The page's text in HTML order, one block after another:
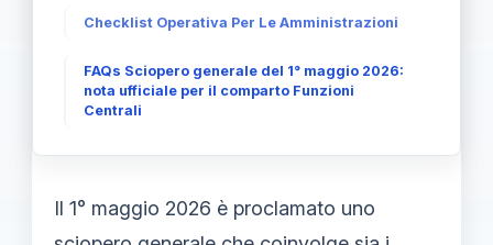
Checklist Operativa Per Le Amministrazioni
FAQs Sciopero generale del 1° maggio 2026:
nota ufficiale per il comparto Funzioni
Centrali
Il 1° maggio 2026 è proclamato uno